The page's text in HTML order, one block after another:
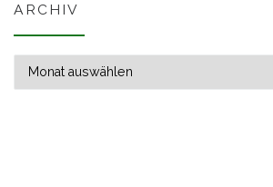
ARCHIV